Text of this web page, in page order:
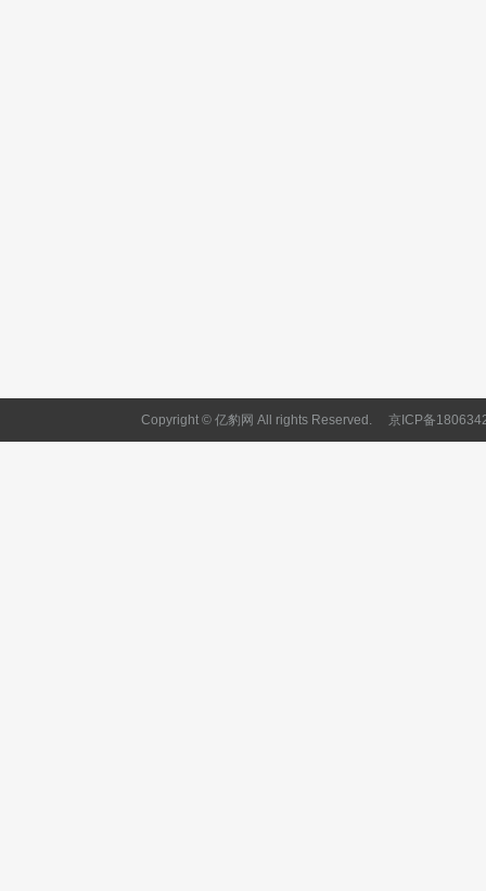
Copyright © 亿豹网 All rights Reserved. 京ICP备